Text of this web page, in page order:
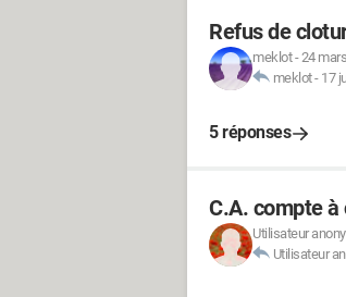
Refus de
meklot-24
meklot- 17
5 réponses
C.A. compte
Utilisateur
Utilisateur